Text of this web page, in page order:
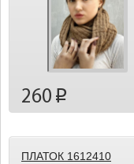
260 p
ПЛАТОК 1612410